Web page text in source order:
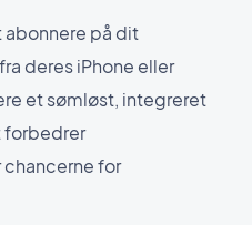
abonnere på dit
deres iPhone eller
et sømløst, integreret
forbedrer
for